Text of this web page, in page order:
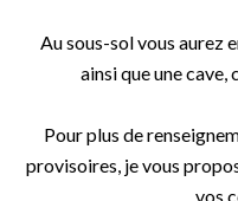
Au sous-sol vous aurez
ainsi que une cave,
Pour plus de
provisoires, je vous
vos